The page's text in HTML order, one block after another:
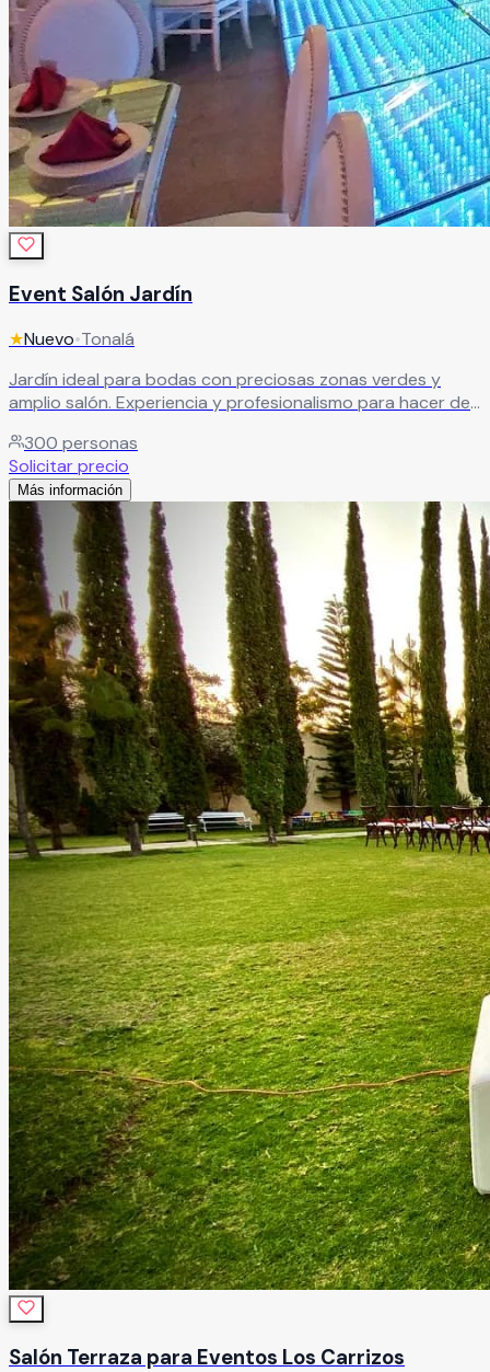
Event Salón Jardín
★Nuevo•Tonalá
Jardín ideal para bodas con preciosas zonas verdes y
amplio salón. Experiencia y profesionalismo para hacer de
todos los invitados.
300 personas
Solicitar precio
Más información
Salón Terraza para Eventos Los Carrizos